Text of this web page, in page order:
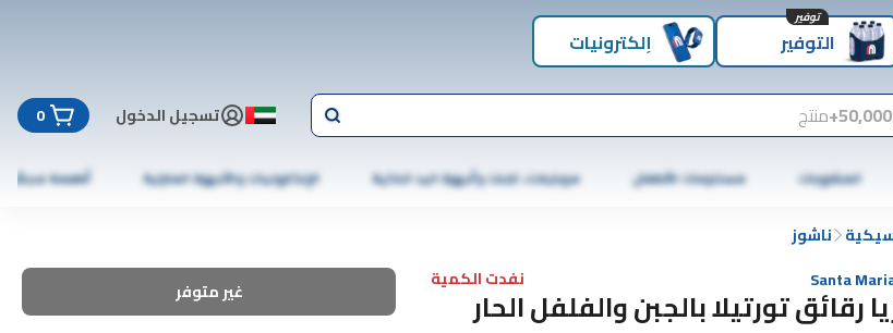
التوفير
توفير
إلكترونيات
50,000+ منتج تسجيل الدخول 0
المشروبات مستلزمات الأطفال موبايلات، تابلت وأجهزة اليد الذكية الإلكترونيات والأجهزة المنزلية أطعمة مجمّدة
ناشوز
Santa نفدت الكمية
رقائق تورتيلا بالجبن والفلفل الحار غير متوفر